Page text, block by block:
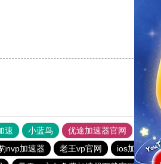
速 小蓝鸟 优途加速器官网 风驰
nvp加速器 老王vp官网 ios加速器